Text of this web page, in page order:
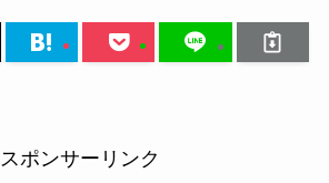
スポンサーリンク